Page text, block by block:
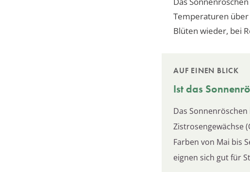
Temperaturen über
Blüten wieder, bei
AUF EINEN BLICK
Ist das
Das
Zistrosengewächse
Farben von Mai bis
eignen sich gut für